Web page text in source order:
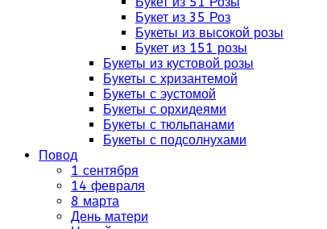
Букет из 35 Роз
Букеты из высокой розы
Букет из 151 розы
Букеты из кустовой розы
Букеты с хризантемой
Букеты с эустомой
Букеты с орхидеями
Букеты с тюльпанами
Букеты с подсолнухами
Повод
1 сентября
14 февраля
8 марта
День матери